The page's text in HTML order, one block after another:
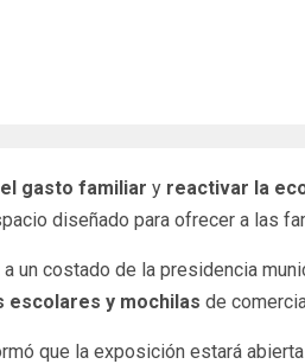
gasto familiar y reactivar la
diseñado para ofrecer a las
a un costado de la presidencia
escolares y mochilas de
que la exposición estará abierta